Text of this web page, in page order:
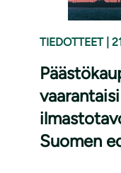
TIEDOTTEET
Suomen